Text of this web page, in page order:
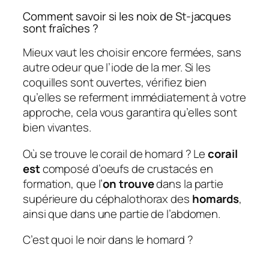
Comment savoir si les noix de St-jacques
sont fraîches ?
Mieux vaut les choisir encore fermées, sans
autre odeur que l’iode de la mer. Si les
coquilles sont ouvertes, vérifiez bien
qu’elles se referment immédiatement à votre
approche, cela vous garantira qu’elles sont
bien vivantes.
Où se trouve le corail de homard ? Lecorail
estcomposé d’oeufs de crustacés en
formation, que l’on trouvedans la partie
supérieure du céphalothorax des homards,
ainsi que dans une partie de l’abdomen.
C’est quoi le noir dans le homard ?